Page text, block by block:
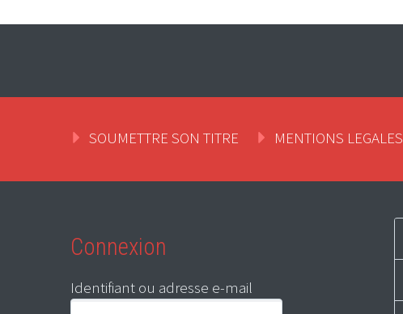
SOUMETTRE SON TITRE MENTIONS LEGALES
Connexion
Identifiant ou adresse e-mail